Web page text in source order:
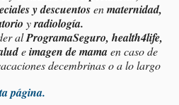
y descuentosenmaternidad,
yradiología.
alProgramaSeguro, health4life,
eimagen de mamaen caso de
decembrinas o a lo largo
página.